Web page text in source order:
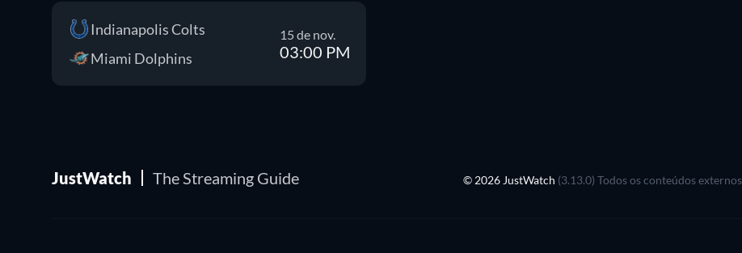
Indianapolis Colts
Miami Dolphins
15 de nov.
03:00 PM
JustWatch The Streaming Guide © 2026 JustWatch (3.13.0) Todos os conteúdos